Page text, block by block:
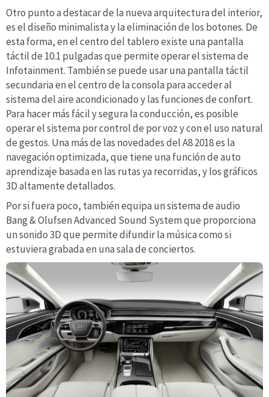
Otro punto a destacar de la nueva arquitectura del interior,
es el diseño minimalista y la eliminación de los botones. De
esta forma, en el centro del tablero existe una pantalla
táctil de 10.1 pulgadas que permite operar el sistema de
Infotainment. También se puede usar una pantalla táctil
secundaria en el centro de la consola para acceder al
sistema del aire acondicionado y las funciones de confort.
Para hacer más fácil y segura la conducción, es posible
operar el sistema por control de por voz y con el uso natural
de gestos. Una más de las novedades del A8 2018 es la
navegación optimizada, que tiene una función de auto
aprendizaje basada en las rutas ya recorridas, y los gráficos
3D altamente detallados.
Por si fuera poco, también equipa un sistema de audio
Bang & Olufsen Advanced Sound System que proporciona
un sonido 3D que permite difundir la música como si
estuviera grabada en una sala de conciertos.